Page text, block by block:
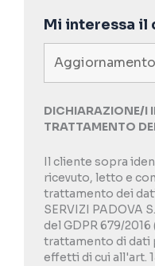
Mi interessa il
DICHIARAZIONE/I
TRATTAMENTO
Il cliente sopra
ricevuto, letto e
trattamento dei
SERVIZI PADOVA
del GDPR 679/
trattamento di dati
effetti di cui all'art.